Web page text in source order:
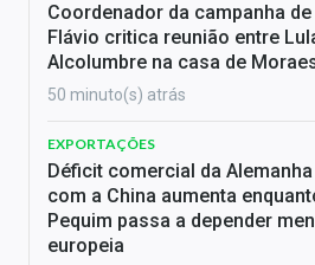
Coordenador da campanha de
Flávio critica reunião entre
Alcolumbre na casa de
50 minuto(s) atrás
EXPORTAÇÕES
Déficit comercial da Alemanha
com a China aumenta
Pequim passa a depender
europeia